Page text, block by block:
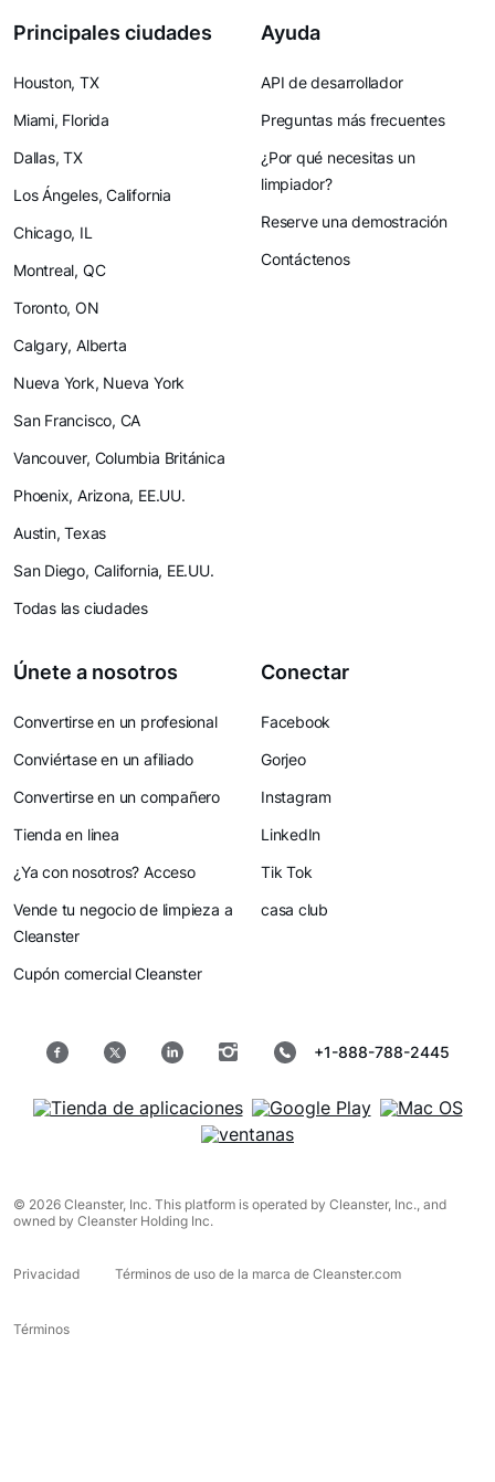
Principales ciudades
Houston, TX
Miami, Florida
Dallas, TX
Los Ángeles, California
Chicago, IL
Montreal, QC
Toronto, ON
Calgary, Alberta
Nueva York, Nueva York
San Francisco, CA
Vancouver, Columbia Británica
Phoenix, Arizona, EE.UU.
Austin, Texas
San Diego, California, EE.UU.
Todas las ciudades
Ayuda
API de desarrollador
Preguntas más frecuentes
¿Por qué necesitas un
limpiador?
Reserve una demostración
Contáctenos
Únete a nosotros
Convertirse en un profesional
Conviértase en un afiliado
Convertirse en un compañero
Tienda en linea
¿Ya con nosotros? Acceso
Vende tu negocio de limpieza a
Cleanster
Cupón comercial Cleanster
Conectar
Facebook
Gorjeo
Instagram
LinkedIn
Tik Tok
casa club
+1-888-788-2445
© 2026 Cleanster, Inc. This platform is operated by Cleanster, Inc., and
owned by Cleanster Holding Inc.
Privacidad Términos de uso de la marca de Cleanster.com
Términos